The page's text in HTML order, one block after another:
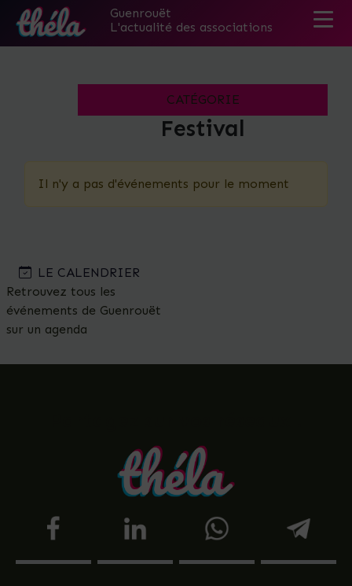
Guenrouët
L'actualité des associations
CATÉGORIE
Festival
Il n'y a pas d'événements pour le moment
LE CALENDRIER
Retrouvez tous les
événements de Guenrouët
sur un agenda